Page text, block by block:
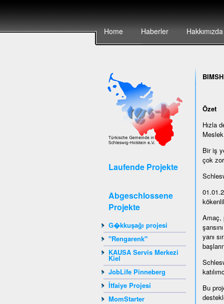
Home Haberler Hakkımızda
Laufende Projekte
Abgeschlossene
Projekte
G�kkuşağı projesi
"Rengarenk"
KAUSA Servis Merkezi
Kiel
JobLife Pinneberg
İtfaiye Projesi
MomStarter
BIMSH
Özet
Hızla
Bir iş
çok
Amaç,
yanı
Bu